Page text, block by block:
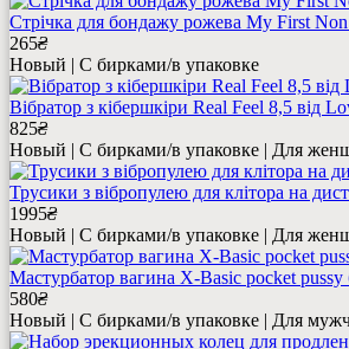
Стрічка для бондажу рожева My First
265₴
Новый | С бирками/в упаковке
Вібратор з кібершкіри Real Feel 8,5 від
825₴
Новый | С бирками/в упаковке | Для
Трусики з вібропулею для клітора на
1995₴
Новый | С бирками/в упаковке | Для
Мастурбатор вагина X-Basic pocket
580₴
Новый | С бирками/в упаковке | Для